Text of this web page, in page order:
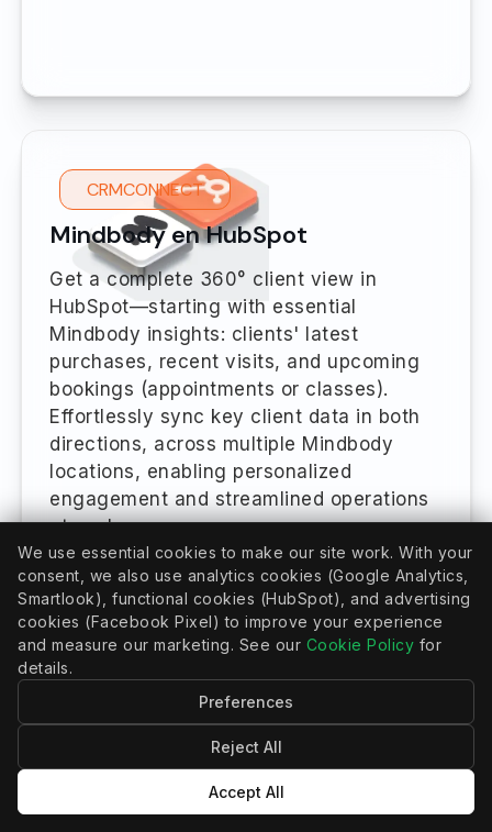
CRMCONNECT
Mindbody en HubSpot
Get a complete 360° client view in
HubSpot—starting with essential
Mindbody insights: clients' latest
purchases, recent visits, and upcoming
bookings (appointments or classes).
Effortlessly sync key client data in both
directions, across multiple Mindbody
locations, enabling personalized
engagement and streamlined operations
at scale.
Meer informatie
SHOPCONNECT
We use essential cookies to make our site work. With your
consent, we also use analytics cookies (Google Analytics,
Smartlook), functional cookies (HubSpot), and advertising
cookies (Facebook Pixel) to improve your experience
and measure our marketing. See our Cookie Policy for
details.
Preferences
Reject All
Accept All